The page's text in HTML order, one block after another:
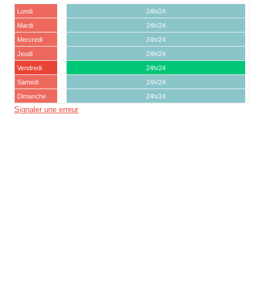
Lundi
24h/24
Mardi
24h/24
Mercredi
24h/24
Jeudi
24h/24
Vendredi
24h/24
Samedi
24h/24
Dimanche
24h/24
Signaler une erreur